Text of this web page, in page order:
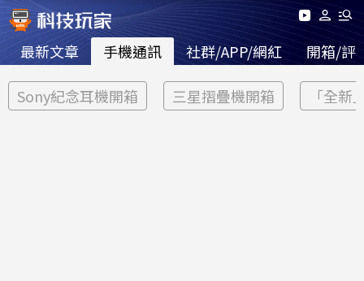
最新文章 手機通訊 社群/APP/網紅 開箱/評
Sony紀念耳機開箱 三星摺疊機開箱 「全新